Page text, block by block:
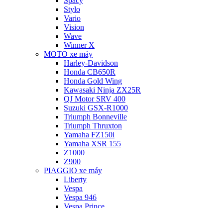
Stylo
Vario
Vision
Wave
Winner X
MOTO xe máy
Harley-Davidson
Honda CB650R
Honda Gold Wing
Kawasaki Ninja ZX25R
QJ Motor SRV 400
Suzuki GSX-R1000
Triumph Bonneville
Triumph Thruxton
Yamaha FZ150i
Yamaha XSR 155
Z1000
Z900
PIAGGIO xe máy
Liberty
Vespa
Vespa 946
Vespa Prince